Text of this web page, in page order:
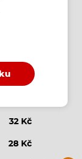
32 Kč
28 Kč